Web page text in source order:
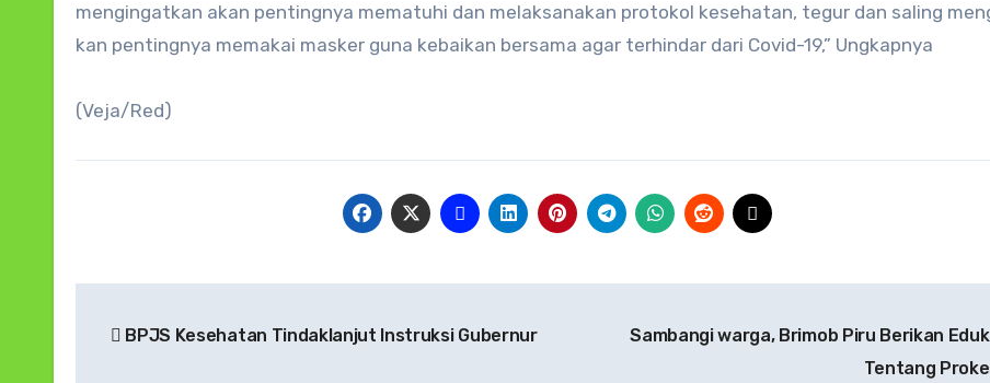
mengingatkan akan pentingnya mematuhi dan melaksanakan protokol kesehatan, tegur dan saling
kan pentingnya memakai masker guna kebaikan bersama agar terhindar dari Covid-19,” Ungkapnya
(Veja/Red)
posBPJS Kesehatan Tindaklanjut Instruksi Gubernur
Sambangi warga, Brimob Piru Berikan
Tentang